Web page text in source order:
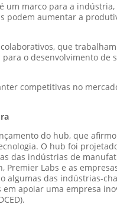
marco para a
podem aumentar a
que
o desenvolvimento
competitivas no
do hub, que
O hub foi
das indústrias de
Labs e as
algumas das indústrias-
apoiar uma empresa